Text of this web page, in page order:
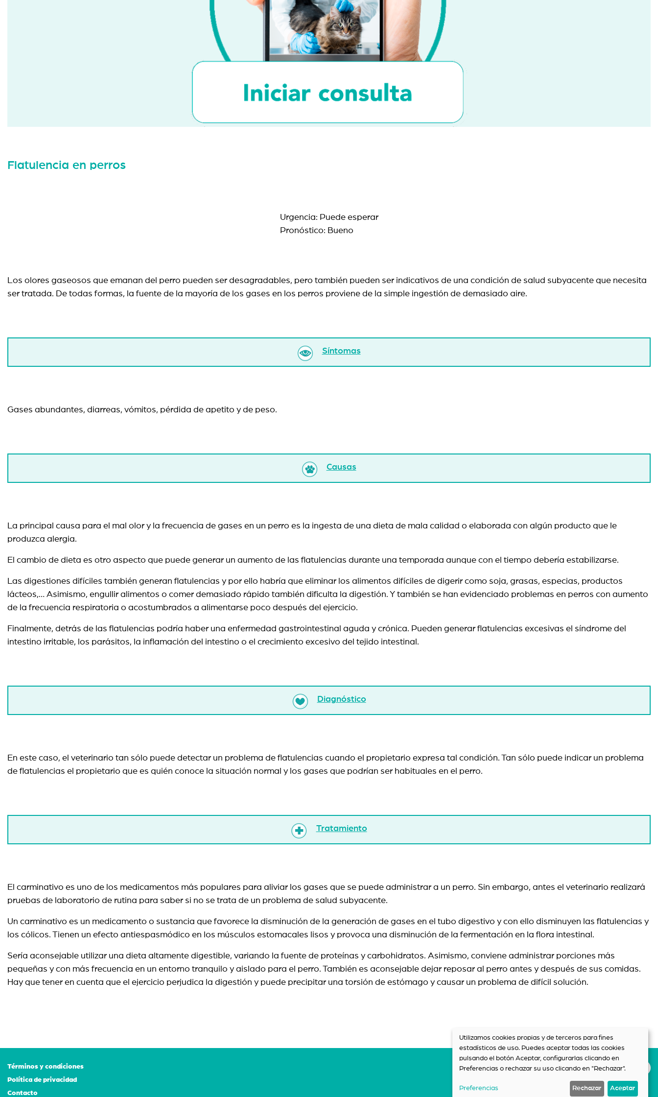
Flatulencia en perros
Urgencia: Puede esperar
Pronóstico: Bueno
Los olores gaseosos que emanan del perro pueden ser desagradables, pero también pueden ser indicativos de una condición de salud subyacente que necesita
ser tratada. De todas formas, la fuente de la mayoría de los gases en los perros proviene de la simple ingestión de demasiado aire.
Síntomas
Gases abundantes, diarreas, vómitos, pérdida de apetito y de peso.
Causas
La principal causa para el mal olor y la frecuencia de gases en un perro es la ingesta de una dieta de mala calidad o elaborada con algún producto que le
produzca alergia.
El cambio de dieta es otro aspecto que puede generar un aumento de las flatulencias durante una temporada aunque con el tiempo debería estabilizarse.
Las digestiones difíciles también generan flatulencias y por ello habría que eliminar los alimentos difíciles de digerir como soja, grasas, especias, productos
lácteos,… Asimismo, engullir alimentos o comer demasiado rápido también dificulta la digestión. Y también se han evidenciado problemas en perros con aumento
de la frecuencia respiratoria o acostumbrados a alimentarse poco después del ejercicio.
Finalmente, detrás de las flatulencias podría haber una enfermedad gastrointestinal aguda y crónica. Pueden generar flatulencias excesivas el síndrome del
intestino irritable, los parásitos, la inflamación del intestino o el crecimiento excesivo del tejido intestinal.
Diagnóstico
En este caso, el veterinario tan sólo puede detectar un problema de flatulencias cuando el propietario expresa tal condición. Tan sólo puede indicar un problema
de flatulencias el propietario que es quién conoce la situación normal y los gases que podrían ser habituales en el perro.
Tratamiento
El carminativo es uno de los medicamentos más populares para aliviar los gases que se puede administrar a un perro. Sin embargo, antes el veterinario realizará
pruebas de laboratorio de rutina para saber si no se trata de un problema de salud subyacente.
Un carminativo es un medicamento o sustancia que favorece la disminución de la generación de gases en el tubo digestivo y con ello disminuyen las flatulencias y
los cólicos. Tienen un efecto antiespasmódico en los músculos estomacales lisos y provoca una disminución de la fermentación en la flora intestinal.
Sería aconsejable utilizar una dieta altamente digestible, variando la fuente de proteínas y carbohidratos. Asimismo, conviene administrar porciones más
pequeñas y con más frecuencia en un entorno tranquilo y aislado para el perro. También es aconsejable dejar reposar al perro antes y después de sus comidas.
Hay que tener en cuenta que el ejercicio perjudica la digestión y puede precipitar una torsión de estómago y causar un problema de difícil solución.
Términos y condiciones
Política de privacidad
Contacto
Utilizamos cookies propias y de terceros para fines
estadísticos de uso. Puedes aceptar todas las cookies
pulsando el botón Aceptar, configurarlas clicando en
Preferencias o rechazar su uso clicando en "Rechazar".
Preferencias Rechazar Aceptar